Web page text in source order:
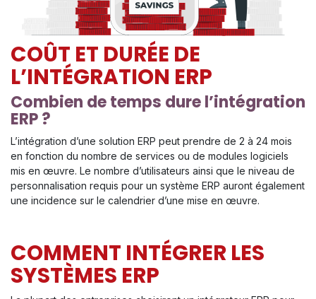
COÛT ET DURÉE DE
L’INTÉGRATION ERP
Combien de temps dure l’intégration
ERP ?
L’intégration d’une solution ERP peut prendre de 2 à 24 mois
en fonction du nombre de services ou de modules logiciels
mis en œuvre. Le nombre d’utilisateurs ainsi que le niveau de
personnalisation requis pour un système ERP auront également
une incidence sur le calendrier d’une mise en œuvre.
COMMENT INTÉGRER LES
SYSTÈMES ERP